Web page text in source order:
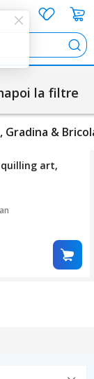
la filtre
Gradina &
art,